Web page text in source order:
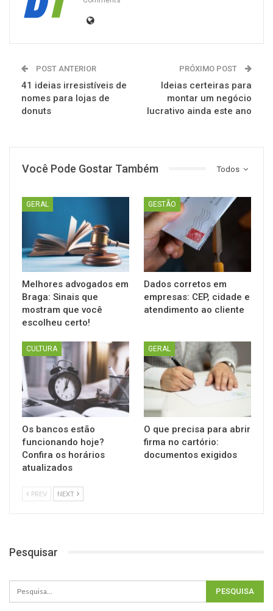
POST ANTERIOR
41 ideias irresistíveis de
nomes para lojas de
donuts
PRÓXIMO POST
Ideias certeiras para
montar um negócio
lucrativo ainda este ano
Todos
Você Pode Gostar Também
GERAL
Melhores advogados em
Braga: Sinais que
mostram que você
escolheu certo!
GESTÃO
Dados corretos em
empresas: CEP, cidade e
atendimento ao cliente
CULTURA
Os bancos estão
funcionando hoje?
Confira os horários
atualizados
GERAL
O que precisa para abrir
firma no cartório:
documentos exigidos
PREV NEXT
Pesquisar